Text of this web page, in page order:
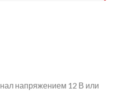
напряжением 12 В или